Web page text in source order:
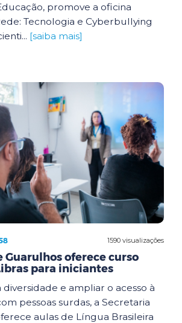
promove a oficina
Tecnologia e Cyberbullying
[saiba mais]
1590 visualizações
Guarulhos oferece curso
para iniciantes
diversidade e ampliar o acesso à
pessoas surdas, a Secretaria
aulas de Língua Brasileira